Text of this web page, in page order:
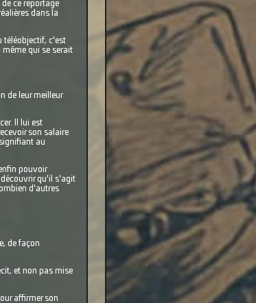
ce reportage
dans la
téléobjectif, c'est
qui se serait
de leur meilleur
Il lui est
son salaire
au
pouvoir
découvrir qu'il s'agit
d'autres
de façon
et non pas mise
affirmer son